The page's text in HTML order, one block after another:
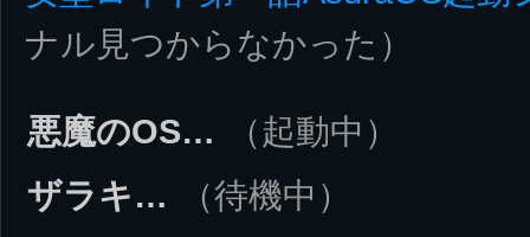
ナル見つからなかった）
悪魔のOS…
（起動中）
ザラキ…
（待機中）